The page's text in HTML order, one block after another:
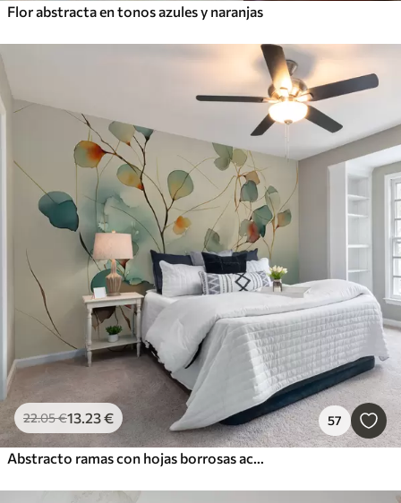
Flor abstracta en tonos azules y naranjas
22.05€13.23€ 57
Abstracto ramas con hojas borrosas acuarela húmeda